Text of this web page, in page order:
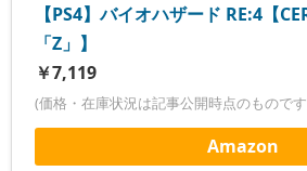
【PS4】バイオハザード RE:4【
「Z」】
￥7,119
(価格・在庫状況は記事公開時点のもので
Amazon